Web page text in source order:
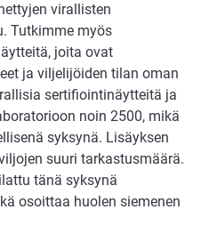
virallisten
Tutkimme myös
joita ovat
ja viljelijöiden tilan oman
sertifiointinäytteitä ja
noin 2500, mikä
syksynä. Lisäyksen
suuri tarkastusmäärä.
tänä syksynä
osoittaa huolen siemenen